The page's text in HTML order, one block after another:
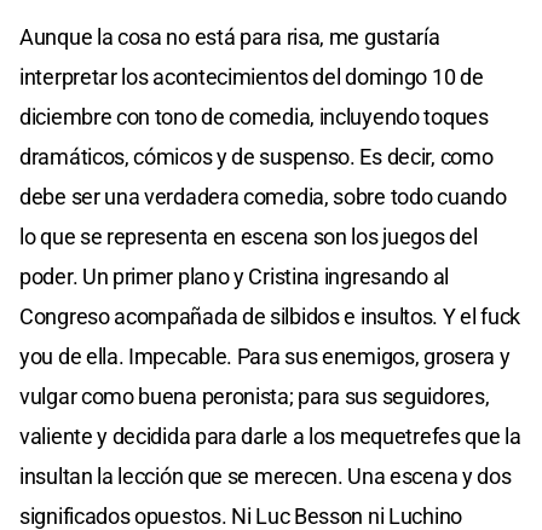
Aunque la cosa no está para risa, me gustaría
interpretar los acontecimientos del domingo 10 de
diciembre con tono de comedia, incluyendo toques
dramáticos, cómicos y de suspenso. Es decir, como
debe ser una verdadera comedia, sobre todo cuando
lo que se representa en escena son los juegos del
poder. Un primer plano y Cristina ingresando al
Congreso acompañada de silbidos e insultos. Y el fuck
you de ella. Impecable. Para sus enemigos, grosera y
vulgar como buena peronista; para sus seguidores,
valiente y decidida para darle a los mequetrefes que la
insultan la lección que se merecen. Una escena y dos
significados opuestos. Ni Luc Besson ni Luchino